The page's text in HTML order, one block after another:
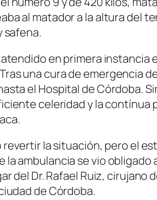
al matador a la altura del
safena.
en primera instancia
una cura de emergencia
el Hospital de Córdoba.
celeridad y la contínua
la situación, pero el
la ambulancia se vio
del Dr. Rafael Ruiz,
de Córdoba.